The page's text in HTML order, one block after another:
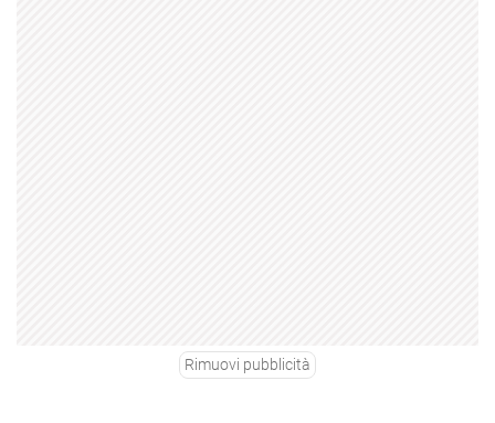
Rimuovi pubblicità